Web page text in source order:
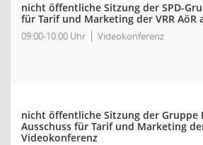
nicht öffentliche Sitzung der SPD-
für Tarif und Marketing der VRR AöR
09:00-10:00 Uhr Videokonferenz
nicht öffentliche Sitzung der Gruppe
Ausschuss für Tarif und Marketing
Videokonferenz